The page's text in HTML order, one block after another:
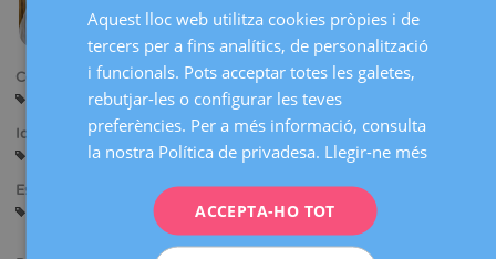
Centres:
Barcelona
Idiomes:
Català
Especialitats:
Ecografia Obstètrica i Diagnòstic Prenatal
SPANISH
CATALÀ
FRENCH
Aquest lloc web utilitza cookies pròpies i de
tercers per a fins analítics, de personalització
i funcionals. Pots acceptar totes les galetes,
rebutjar-les o configurar les teves
preferències. Per a més informació, consulta
la nostra Política de privadesa. Llegir-ne més
ACCEPTA-HO TOT